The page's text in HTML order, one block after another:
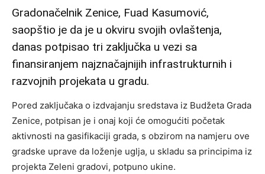
Gradonačelnik Zenice, Fuad Kasumović,
saopštio je da je u okviru svojih ovlaštenja,
danas potpisao tri zaključka u vezi sa
finansiranjem najznačajnijih infrastrukturnih i
razvojnih projekata u gradu.
Pored zaključaka o izdvajanju sredstava iz Budžeta Grada
Zenice, potpisan je i onaj koji će omogućiti početak
aktivnosti na gasifikaciji grada, s obzirom na namjeru ove
gradske uprave da loženje uglja, u skladu sa principima iz
projekta Zeleni gradovi, potpuno ukine.